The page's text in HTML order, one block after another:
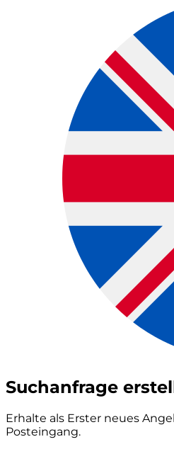
Suchanfrage
Erhalte als Erster neues
Posteingang.